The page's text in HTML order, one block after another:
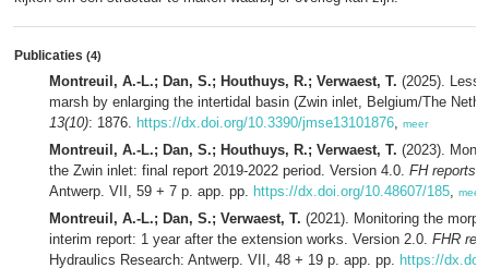
Publicaties (4)
Montreuil, A.-L.; Dan, S.; Houthuys, R.; Verwaest, T. (2025).
marsh by enlarging the intertidal basin (Zwin inlet, Belgium/The
13(10): 1876. https://dx.doi.org/10.3390/jmse13101876, meer
Montreuil, A.-L.; Dan, S.; Houthuys, R.; Verwaest, T. (2023).
the Zwin inlet: final report 2019-2022 period. Version 4.0. FH reports
Antwerp. VII, 59 + 7 p. app. pp. https://dx.doi.org/10.48607/185, meer
Montreuil, A.-L.; Dan, S.; Verwaest, T. (2021). Monitoring the
interim report: 1 year after the extension works. Version 2.0. FHR
Hydraulics Research: Antwerp. VII, 48 + 19 p. app. pp. https://